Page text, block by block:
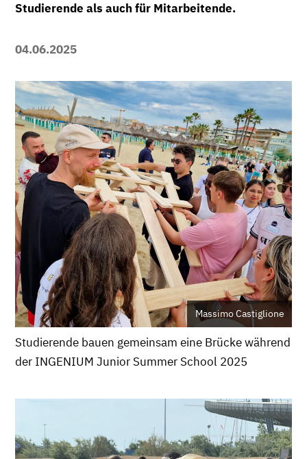
Studierende als auch für Mitarbeitende.
04.06.2025
Massimo Castiglione
Studierende bauen gemeinsam eine Brücke während
der INGENIUM Junior Summer School 2025